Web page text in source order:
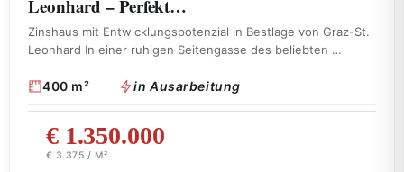
Leonhard – Perfekt…
Zinshaus mit Entwicklungspotenzial in Bestlage von Graz-St.
Leonhard In einer ruhigen Seitengasse des beliebten …
400 m² in Ausarbeitung
€ 1.350.000
€ 3.375 / M²